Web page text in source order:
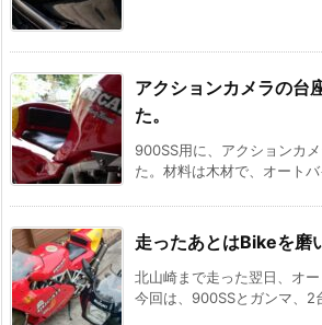
アクションカメラの台
た。
900SS用に、アクションカ
た。材料は木材で、オート
走ったあとはBikeを磨
北山崎まで走った翌日、オー
今回は、900SSとガンマ、2